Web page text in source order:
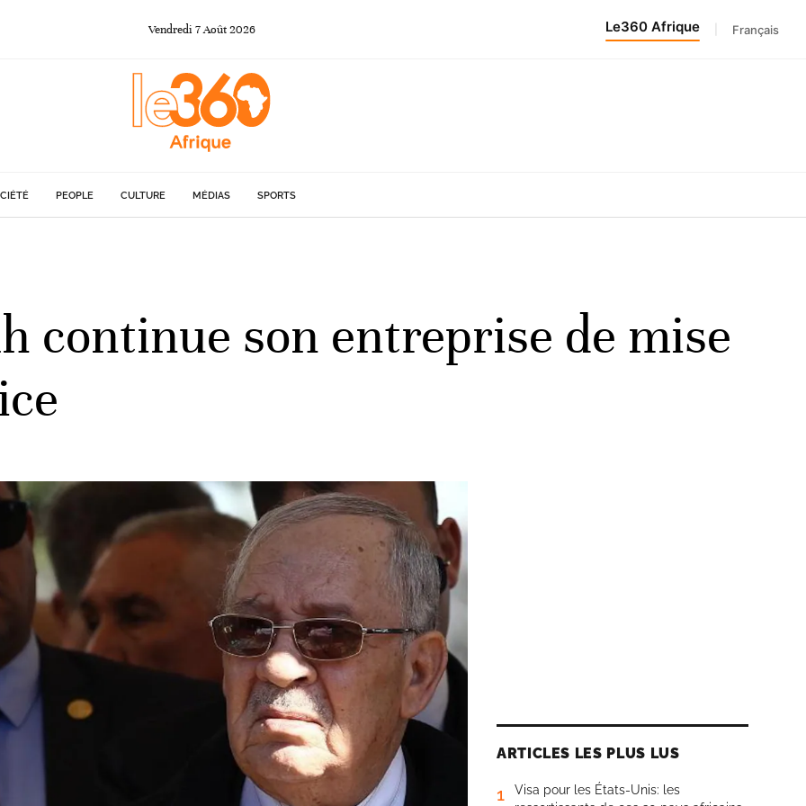
Vendredi 7Août 2026 Le360 Afrique Français
PEOPLE CULTURE MÉDIAS SPORTS
continue son entreprise de mise
ARTICLES LES PLUS LUS
1
Visa pour les États-Unis: les